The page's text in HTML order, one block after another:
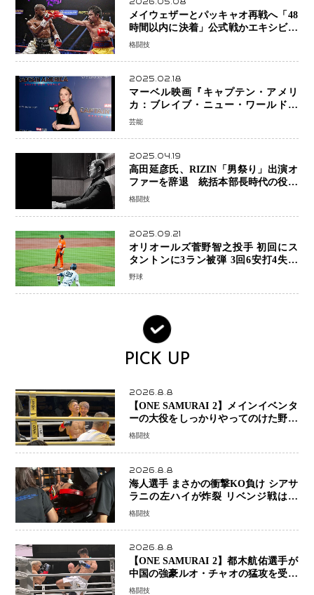
メイウェザーとパッキャオ再戦へ「48
時間以内に決着」公式戦かエキシビシ
ョンか混迷続く
格闘技
2025.02.18
マーベル映画『キャプテン・アメリ
カ：ブレイブ・ニュー・ワールド』
新ブラック・ウィドウ役のシラ・ハー
芸能
2025.04.19
高田延彦氏、RIZIN「男祭り」出演オ
ファーを辞退 統括本部長時代の役目
「すでに終えています」と明言
格闘技
2025.09.21
オリオールズ菅野智之投手 初回にス
タントンに3ラン被弾 3回6安打4失点
で降板
野球
PICK UP
2026.8.8
【ONE SAMURAI 2】メインイベンタ
ーの大役をしっかりやってのけた野杁
正明が衝撃のリベンジ！ リウ・メン
ーで完全決着
格闘技
2026.8.8
海人選手 まさかの衝撃KO負け シアサ
ラニの左ハイが炸裂 リベンジ戦は一
瞬で決着
格闘技
2026.8.8
【ONE SAMURAI 2】都木航佑選手が
中国の強豪ルオ・チャオの猛攻を受け
ながらも的確な攻撃で応戦 最後まで
格闘技